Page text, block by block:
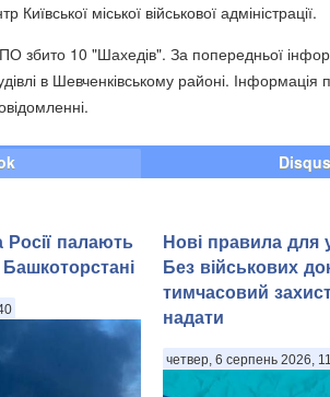
міської військової адміністрації.
збито 10 "Шахедів". За попередньої
в Шевченківському районі. Інформація
Disqus
Росії палають
Нові правила для
Без військових
тимчасовий
надати
четвер, 6 серпень 2026,